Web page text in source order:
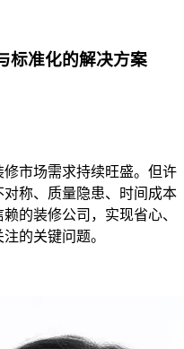
标准化的解决方案
市场需求持续旺盛。但许
称、质量隐患、时间成本
的装修公司，实现省心、
的关键问题。